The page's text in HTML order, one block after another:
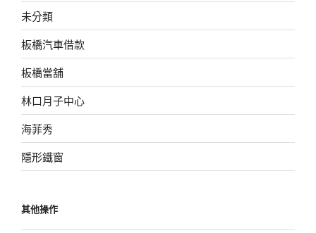
未分類
板橋汽車借款
板橋當舖
林口月子中心
海菲秀
隱形鐵窗
其他操作